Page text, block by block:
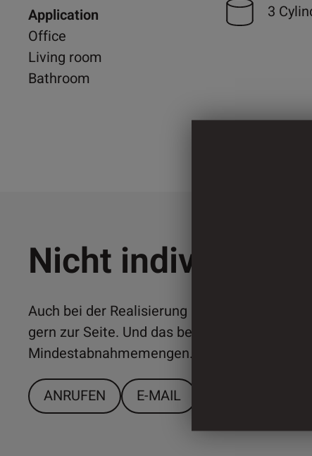
Application
Office
Living room
Bathroom
3
Nicht individuell
Auch bei der Realisierung individueller
gern zur Seite. Und das bereits ab relativ
Mindestabnahmemengen. Sprechen Sie uns
ANRUFEN E-MAIL